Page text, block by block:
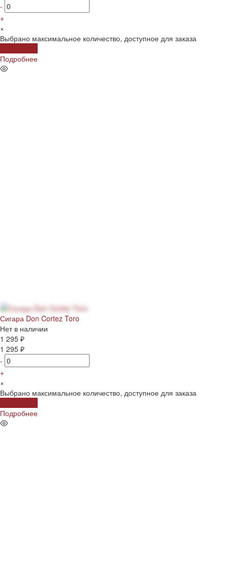
-
+
×
Выбрано максимальное количество, доступное для заказа
Подробнее
Сигара Don Cortez Toro
Нет в наличии
1 295 ₽
1 295 ₽
-
+
×
Выбрано максимальное количество, доступное для заказа
Подробнее